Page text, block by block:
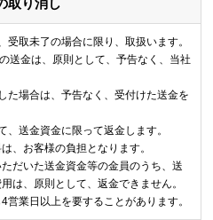
取り消し
受取未了の場合に限り、取扱います。
送金は、原則として、予告なく、当社
た場合は、予告なく、受付けた送金を
送金資金に限って返金します。
、お客様の負担となります。
だいた送金資金等の金員のうち、送
は、原則として、返金できません。
業日以上を要することがあります。